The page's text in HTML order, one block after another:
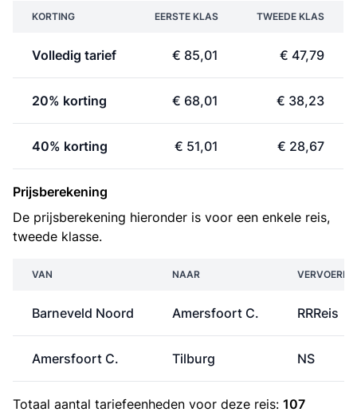
KORTING EERSTE KLAS TWEEDE KLAS
Volledig tarief € 85,01 € 47,79
20% korting € 68,01 € 38,23
40% korting € 51,01 € 28,67
Prijsberekening
De prijsberekening hieronder is voor een enkele reis,
tweede klasse.
VAN NAAR
Barneveld Noord Amersfoort C. RRReis
Amersfoort C. Tilburg NS
Totaal aantal tariefeenheden voor deze reis: 107